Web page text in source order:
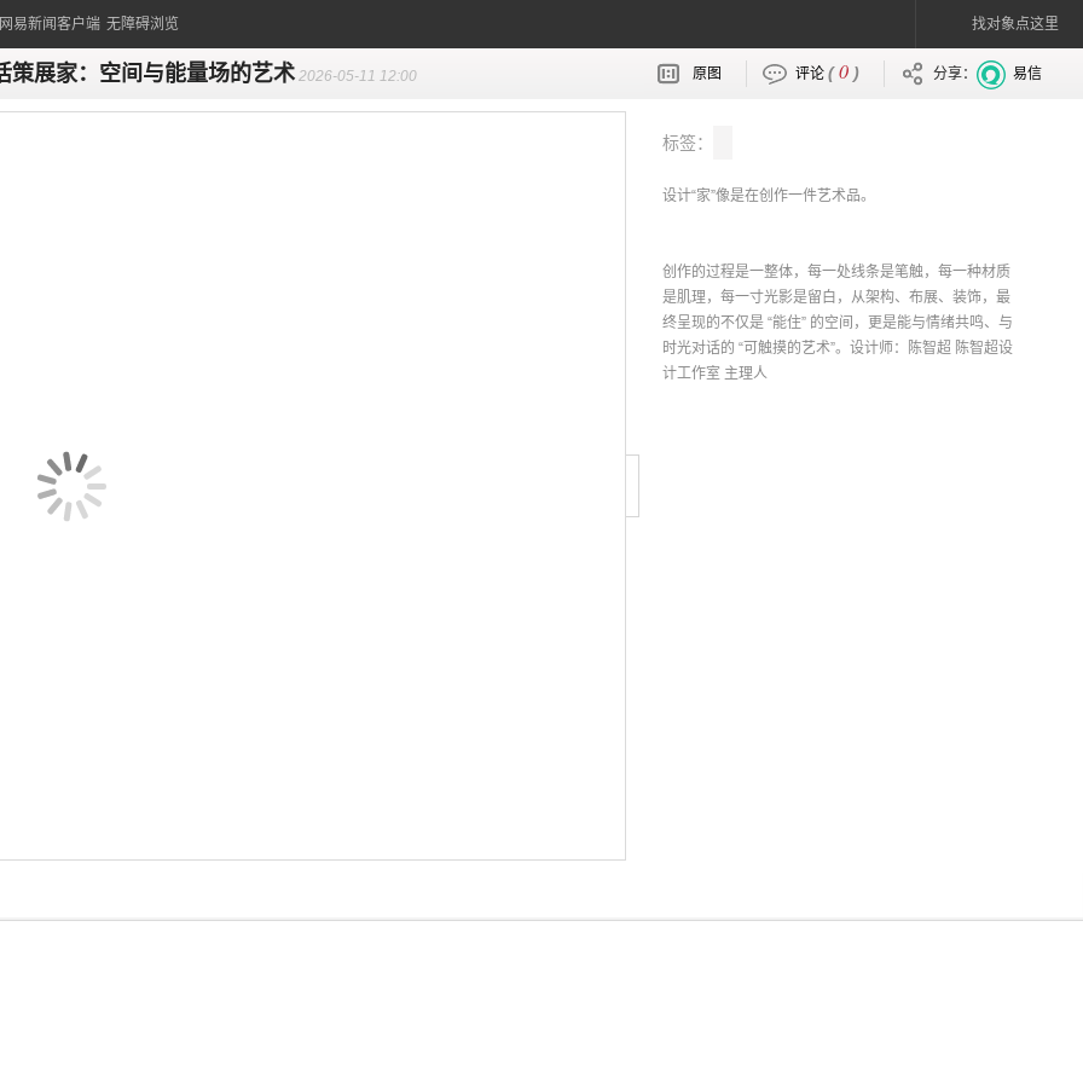
易新闻客户端 无障碍浏览 找对象点这里
策展家：空间与能量场的艺术 2026-05-11 12:00 原图 评论 (0 ) 分享： 易信
标签：
设计“家”像是在创作一件艺术品。
创作的过程是一整体，每一处线条是笔触，每一种材质
是肌理，每一寸光影是留白，从架构、布展、装饰，最
终呈现的不仅是 “能住” 的空间，更是能与情绪共鸣、与
时光对话的 “可触摸的艺术”。设计师：陈智超 陈智超设
计工作室 主理人